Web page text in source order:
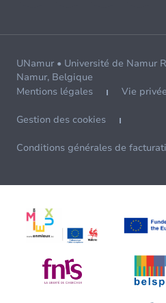
UNamur • Université de Namur
Namur, Belgique
Mentions légales
Vie privée
Gestion des cookies
Conditions générales de